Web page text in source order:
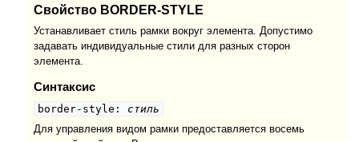
Свойство BORDER-STYLE
Устанавливает стиль рамки вокруг элемента. Допустимо
задавать индивидуальные стили для разных сторон
элемента.
Синтаксис
border-style: стиль
Для управления видом рамки предоставляется восемь